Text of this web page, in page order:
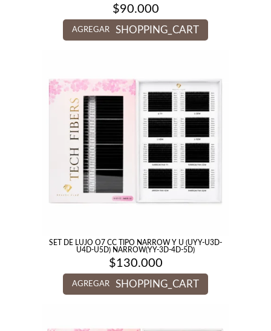
$90.000
AGREGAR SHOPPING_CART
SET DE LUJO O7 CC TIPO NARROW Y U (UYY-U3D-
U4D-U5D) NARROW(YY-3D-4D-5D)
$130.000
AGREGAR SHOPPING_CART